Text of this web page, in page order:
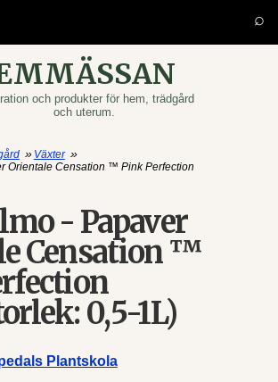
och produkter för hem, trädgård
och uterum.
⌕
» Växter »
Orientale Censation ™ Pink Perfection
- Papaver
Censation ™
0,5-1L)
Plantskola